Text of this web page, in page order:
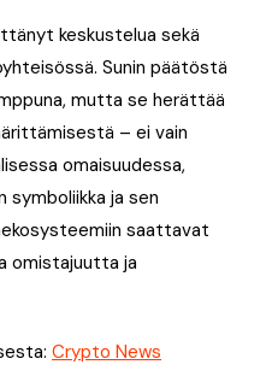
keskustelua sekä
Sunin päätöstä
mutta se herättää
– ei vain
omaisuudessa,
symboliikka ja sen
saattavat
omistajuutta ja
Crypto News